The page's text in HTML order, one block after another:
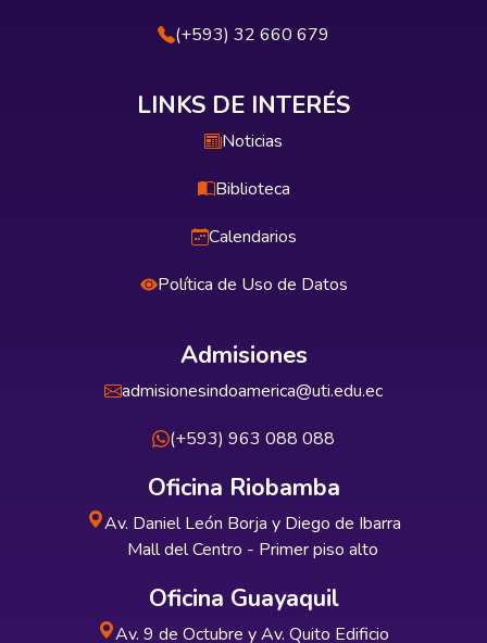
(+593) 32 660 679
LINKS DE INTERÉS
Noticias
Biblioteca
Calendarios
Política de Uso de Datos
Admisiones
admisionesindoamerica@uti.edu.ec
(+593) 963 088 088
Oficina Riobamba
Av. Daniel León Borja y Diego de Ibarra
Mall del Centro - Primer piso alto
Oficina Guayaquil
Av. 9 de Octubre y Av. Quito Edificio